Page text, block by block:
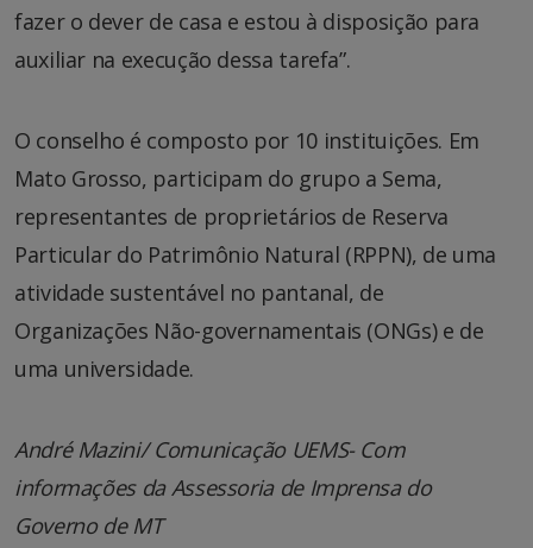
fazer o dever de casa e estou à disposição para
auxiliar na execução dessa tarefa”.
O conselho é composto por 10 instituições. Em
Mato Grosso, participam do grupo a Sema,
representantes de proprietários de Reserva
Particular do Patrimônio Natural (RPPN), de uma
atividade sustentável no pantanal, de
Organizações Não-governamentais (ONGs) e de
uma universidade.
André Mazini/ Comunicação UEMS- Com
informações da Assessoria de Imprensa do
Governo de MT